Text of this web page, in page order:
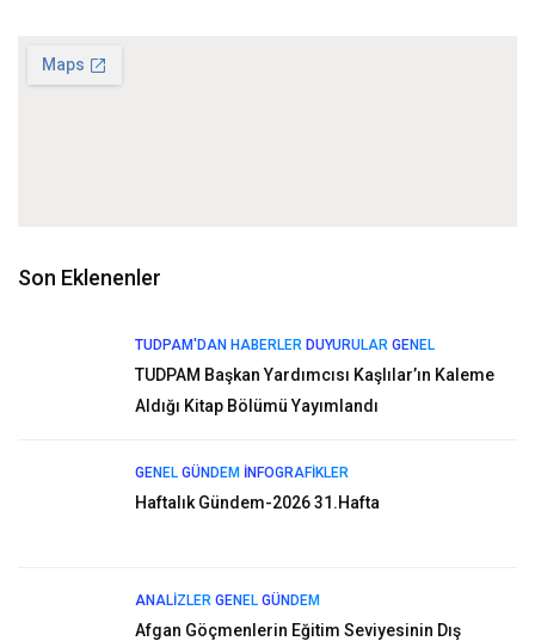
Son Eklenenler
TUDPAM'DAN HABERLER DUYURULAR GENEL
TUDPAM Başkan Yardımcısı Kaşlılar’ın Kaleme
Aldığı Kitap Bölümü Yayımlandı
GENEL GÜNDEM İNFOGRAFIKLER
Haftalık Gündem-2026 31.Hafta
ANALIZLER GENEL GÜNDEM
Afgan Göçmenlerin Eğitim Seviyesinin Dış